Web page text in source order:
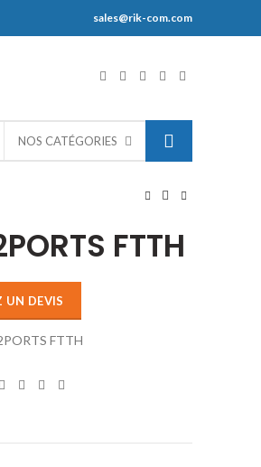
sales@rik-com.com
NOS CATÉGORIES
FTTH
UN DEVIS
FTTH